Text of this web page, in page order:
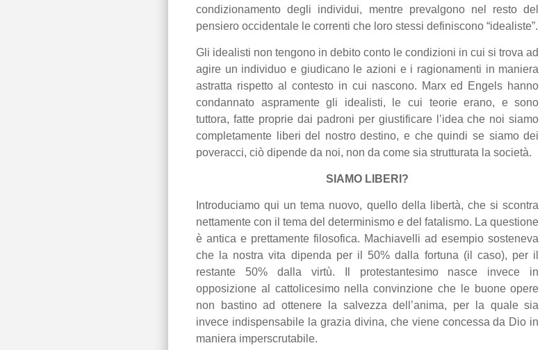
condizionamento degli individui, mentre prevalgono nel resto del
pensiero occidentale le correnti che loro stessi definiscono “idealiste”.
Gli idealisti non tengono in debito conto le condizioni in cui si trova ad
agire un individuo e giudicano le azioni e i ragionamenti in maniera
astratta rispetto al contesto in cui nascono. Marx ed Engels hanno
condannato aspramente gli idealisti, le cui teorie erano, e sono
tuttora, fatte proprie dai padroni per giustificare l’idea che noi siamo
completamente liberi del nostro destino, e che quindi se siamo dei
poveracci, ciò dipende da noi, non da come sia strutturata la società.
SIAMO LIBERI?
Introduciamo qui un tema nuovo, quello della libertà, che si scontra
nettamente con il tema del determinismo e del fatalismo. La questione
è antica e prettamente filosofica. Machiavelli ad esempio sosteneva
che la nostra vita dipenda per il 50% dalla fortuna (il caso), per il
restante 50% dalla virtù. Il protestantesimo nasce invece in
opposizione al cattolicesimo nella convinzione che le buone opere
non bastino ad ottenere la salvezza dell’anima, per la quale sia
invece indispensabile la grazia divina, che viene concessa da Dio in
maniera imperscrutabile.